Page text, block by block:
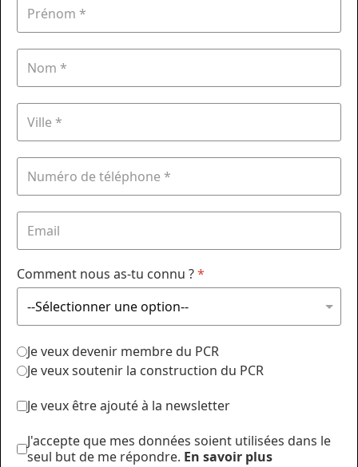
Comment nous as-tu connu ?*
Je veux devenir membre du PCR
Je veux soutenir la construction du PCR
Je veux être ajouté à la newsletter
J'accepte que mes données soient utilisées dans le
seul but de me répondre. En savoir plus